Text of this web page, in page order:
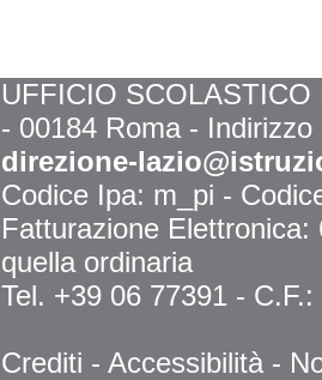
UFFICIO
- 00184 Roma -
direzione-
Codice Ipa: m_pi -
Fatturazione
quella ordinaria
Tel. +39 06 77391 -
Crediti - Accessibilità -